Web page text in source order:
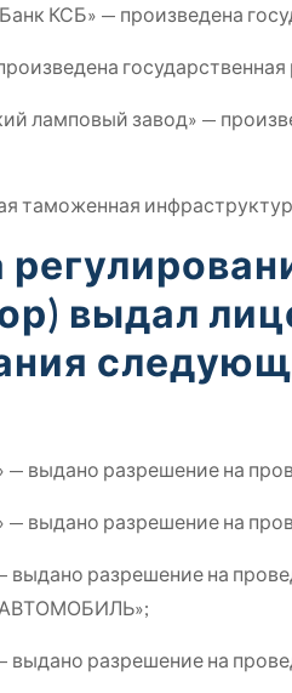
КСБ» — произведена
ламповый завод» —
таможенная
выдал
выдано разрешение на
выдано разрешение на
разрешение на
выдано разрешение на